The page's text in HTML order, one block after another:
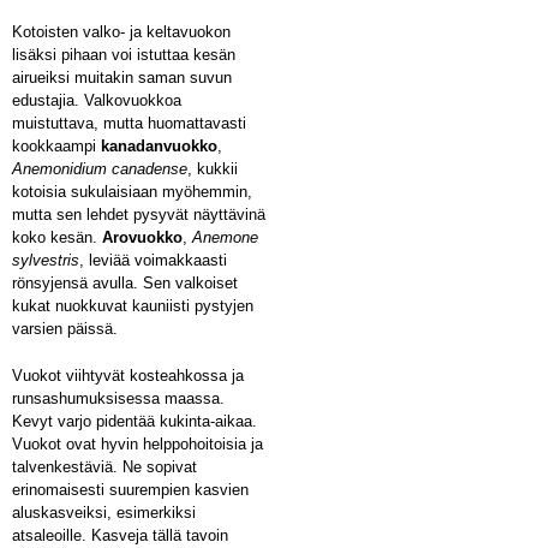
Kotoisten valko- ja keltavuokon
lisäksi pihaan voi istuttaa kesän
airueiksi muitakin saman suvun
edustajia. Valkovuokkoa
muistuttava, mutta huomattavasti
kookkaampi kanadanvuokko,
Anemonidium canadense, kukkii
kotoisia sukulaisiaan myöhemmin,
mutta sen lehdet pysyvät näyttävinä
koko kesän. Arovuokko,Anemone
sylvestris, leviää voimakkaasti
rönsyjensä avulla. Sen valkoiset
kukat nuokkuvat kauniisti pystyjen
varsien päissä.
Vuokot viihtyvät kosteahkossa ja
runsashumuksisessa maassa.
Kevyt varjo pidentää kukinta-aikaa.
Vuokot ovat hyvin helppohoitoisia ja
talvenkestäviä. Ne sopivat
erinomaisesti suurempien kasvien
aluskasveiksi, esimerkiksi
atsaleoille. Kasveja tällä tavoin